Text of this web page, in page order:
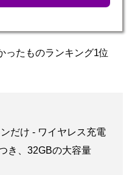
ったものランキング1位
だけ - ワイヤレス充電
き、32GBの大容量